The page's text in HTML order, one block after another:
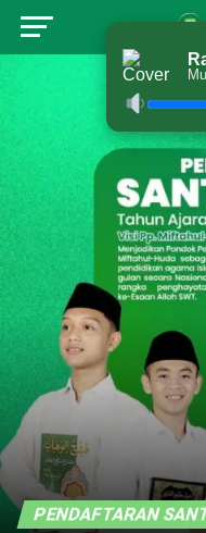
PENDAFTARAN